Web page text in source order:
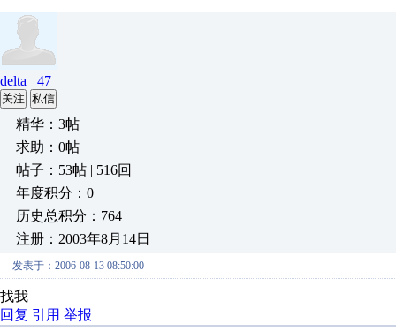
delta _47
关注 私信
精华：3帖
求助：0帖
帖子：53帖 | 516回
年度积分：0
历史总积分：764
注册：2003年8月14日
发表于：2006-08-13 08:50:00
找我
回复 引用 举报